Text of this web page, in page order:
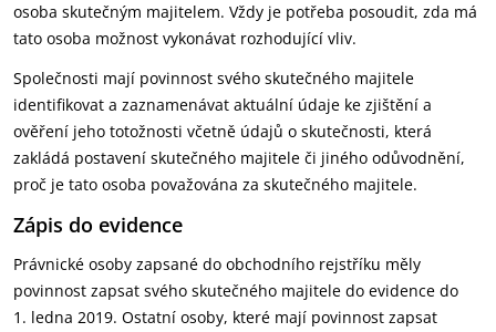
osoba skutečným majitelem. Vždy je potřeba posoudit, zda má
tato osoba možnost vykonávat rozhodující vliv.
Společnosti mají povinnost svého skutečného majitele
identifikovat a zaznamenávat aktuální údaje ke zjištění a
ověření jeho totožnosti včetně údajů o skutečnosti, která
zakládá postavení skutečného majitele či jiného odůvodnění,
proč je tato osoba považována za skutečného majitele.
Zápis do evidence
Právnické osoby zapsané do obchodního rejstříku měly
povinnost zapsat svého skutečného majitele do evidence do
1. ledna 2019. Ostatní osoby, které mají povinnost zapsat